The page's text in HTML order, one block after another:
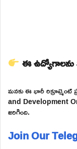
ఈ ఉద్యోగాలను
మనకు ఈ భారీ రిక్రూట్మెంట్
and Development
జరిగింది.
Join Our